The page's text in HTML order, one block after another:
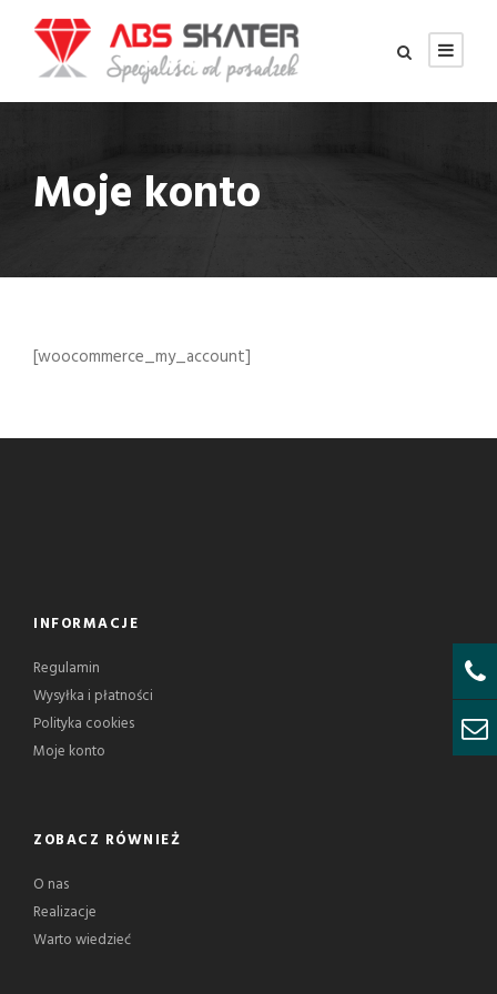
Moje konto
[woocommerce_my_account]
INFORMACJE
Regulamin
Wysyłka i płatności
Polityka cookies
Moje konto
ZOBACZ RÓWNIEŻ
O nas
Realizacje
Warto wiedzieć